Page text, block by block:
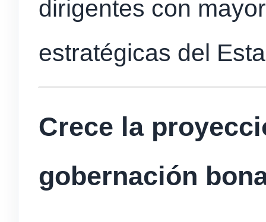
dirigentes con
estratégicas del
Crece la
gobernación